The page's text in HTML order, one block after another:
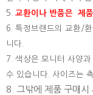
5. 교환이나 반품은 제
6. 특정브랜드의 교환/
니다.
7. 색상은 모니터 사양
수 있습니다. 사이즈는
8. 그밖에 제품 구매시